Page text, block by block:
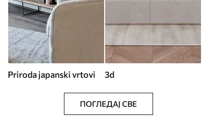
Priroda japanski vrtovi 3d
ПОГЛЕДАЈ СВЕ